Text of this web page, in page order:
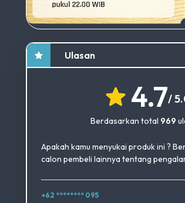
Ulasan
4.7/
Berdasarkan total 969
Apakah kamu menyukai produk ini ?
calon pembeli lainnya tentang
+62 ******** 095